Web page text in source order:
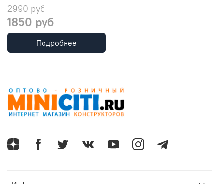
2990 руб
1850 руб
Подробнее